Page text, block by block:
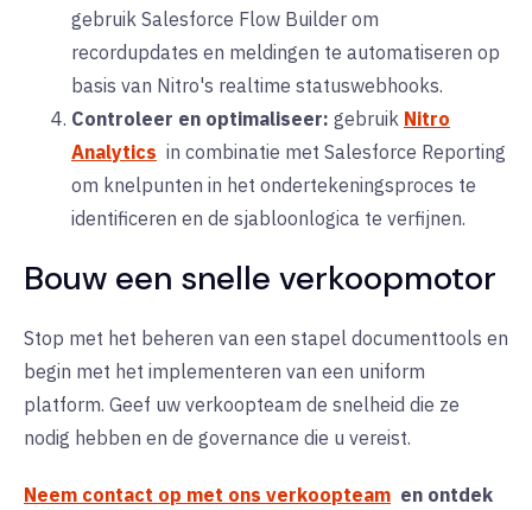
gebruik Salesforce Flow Builder om
recordupdates en meldingen te automatiseren op
basis van Nitro's realtime statuswebhooks.
Controleer en optimaliseer: gebruik Nitro
Analytics in combinatie met Salesforce Reporting
om knelpunten in het ondertekeningsproces te
identificeren en de sjabloonlogica te verfijnen.
Bouw een snelle verkoopmotor
Stop met het beheren van een stapel documenttools en
begin met het implementeren van een uniform
platform. Geef uw verkoopteam de snelheid die ze
nodig hebben en de governance die u vereist.
Neem contact op met ons verkoopteam en ontdek